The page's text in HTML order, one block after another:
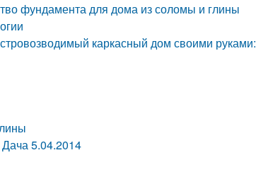
фундамента для дома из соломы и глины
каркасный дом своими руками:
5.04.2014